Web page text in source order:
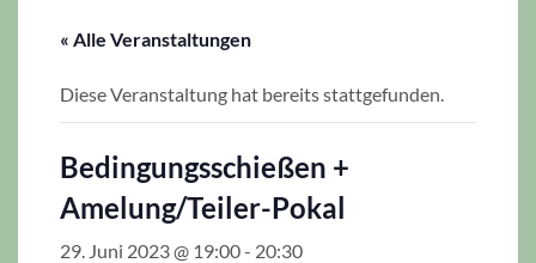
« Alle Veranstaltungen
Diese Veranstaltung hat bereits stattgefunden.
Bedingungsschießen +
Amelung/Teiler-Pokal
29. Juni 2023 @ 19:00- 20:30